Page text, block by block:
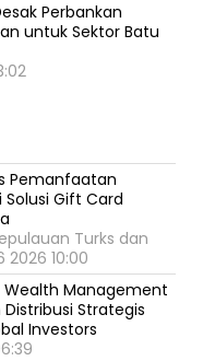
Perbankan
untuk Sektor Batu
Pemanfaatan
Gift Card
Turks dan
2026 10:00
Wealth Management
Strategis
Investors